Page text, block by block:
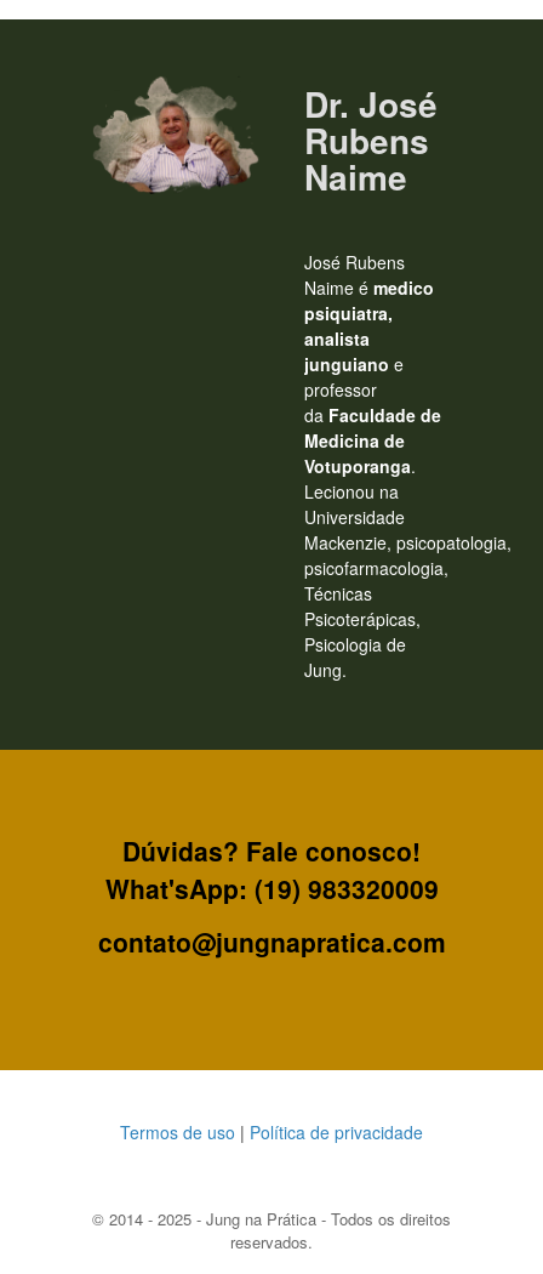
Dr. José
Rubens
Naime
José Rubens
Naime é medico
psiquiatra,
analista
junguiano e
professor
da Faculdade de
Medicina de
Votuporanga.
Lecionou na
Universidade
Mackenzie, psicopatologia,
psicofarmacologia,
Técnicas
Psicoterápicas,
Psicologia de
Jung.
Dúvidas? Fale conosco!
What'sApp: (19) 983320009
contato@jungnapratica.com
Termos de uso | Política de privacidade
© 2014 - 2025 - Jung na Prática - Todos os direitos
reservados.